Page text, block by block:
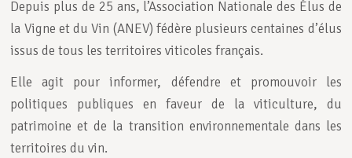
Depuis plus de 25 ans, l’Association Nationale des Élus de
la Vigne et du Vin (ANEV) fédère plusieurs centaines d’élus
issus de tous les territoires viticoles français.
Elle agit pour informer, défendre et promouvoir les
politiques publiques en faveur de la viticulture, du
patrimoine et de la transition environnementale dans les
territoires du vin.